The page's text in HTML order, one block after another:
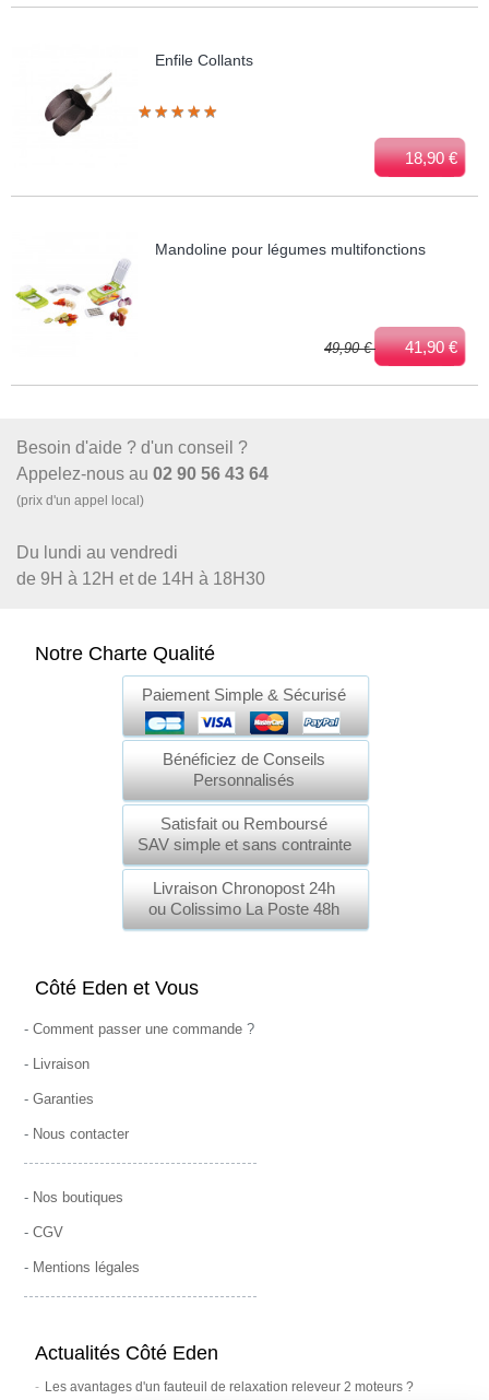
Enfile Collants
★ ★ ★ ★ ★
★ ★ ★ ★ ★
18,90 €
Mandoline pour légumes multifonctions
49,90 € 41,90 €
Besoin d'aide ? d'un conseil ?
Appelez-nous au 02 90 56 43 64
(prix d'un appel local)
Du lundi au vendredi
de 9H à 12H et de 14H à 18H30
Notre Charte Qualité
Paiement Simple & Sécurisé
Bénéficiez de Conseils
Personnalisés
Satisfait ou Remboursé
SAV simple et sans contrainte
Livraison Chronopost 24h
ou Colissimo La Poste 48h
Côté Eden et Vous
-Comment passer une commande ?
- Livraison
-Garanties
- Nous contacter
- Nos boutiques
-CGV
- Mentions légales
Actualités Côté Eden
Les avantages d'un fauteuil de relaxation releveur 2 moteurs ?